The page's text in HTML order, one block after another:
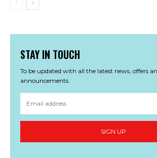
STAY IN TOUCH
To be updated with all the latest news, offers
announcements.
SIGN UP